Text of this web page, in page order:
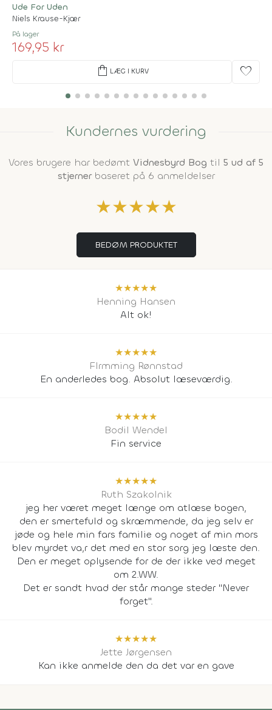
Ude For Uden
Niels Krause-Kjær
På lager
169,95 kr
shopping_bag LÆG I KURV favorite
Kundernes vurdering
Vores brugere har bedømt Vidnesbyrd Bog til 5 ud af 5
stjernerbaseret på 6 anmeldelser
★★★★★
BEDØM PRODUKTET
★★★★★
Henning Hansen
Alt ok!
★★★★★
Flrmming Rønnstad
En anderledes bog. Absolut læseværdig.
★★★★★
Bodil Wendel
Fin service
★★★★★
Ruth Szakolnik
jeg her været meget længe om atlæse bogen,
den er smertefuld og skræmmende, da jeg selv er
jøde og hele min fars familie og noget af min mors
blev myrdet va,r det med en stor sorg jeg læste den.
Den er meget oplysende for de der ikke ved meget
om 2.WW.
Det er sandt hvad der står mange steder "Never
forget".
★★★★★
Jette Jørgensen
Kan ikke anmelde den da det var en gave